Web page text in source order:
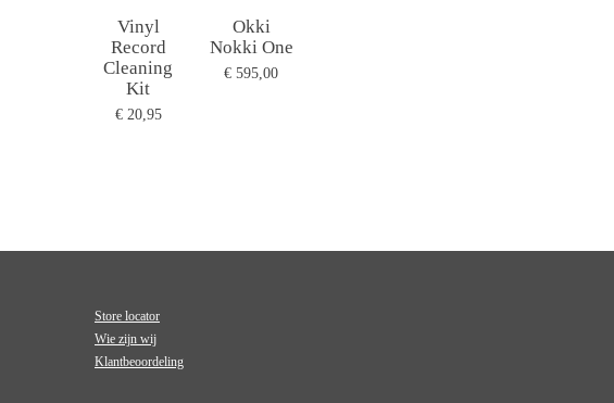
Vinyl
Record
Cleaning
Kit
€ 20,95
Okki
Nokki One
€ 595,00
Store locator
Wie zijn wij
Klantbeoordeling